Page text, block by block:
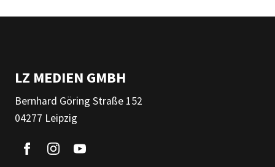
LZ MEDIEN GMBH
Bernhard Göring Straße 152
04277 Leipzig